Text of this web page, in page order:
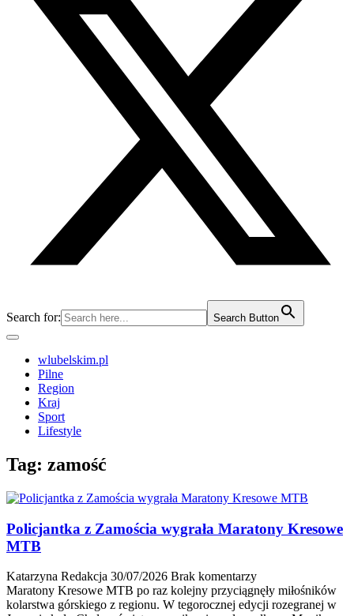
Search for: Search Button
wlubelskim.pl
Pilne
Region
Kraj
Sport
Lifestyle
Tag: zamość
Policjantka z Zamościa wygrała Maratony Kresowe
MTB
Katarzyna Redakcja 30/07/2026 Brak komentarzy
Maratony Kresowe MTB po raz kolejny przyciągnęły miłośników
kolarstwa górskiego z regionu. W tegorocznej edycji rozegranej w